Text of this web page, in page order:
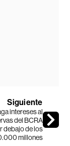
Siguiente
intereses al
del BCRA
debajo de los
millones